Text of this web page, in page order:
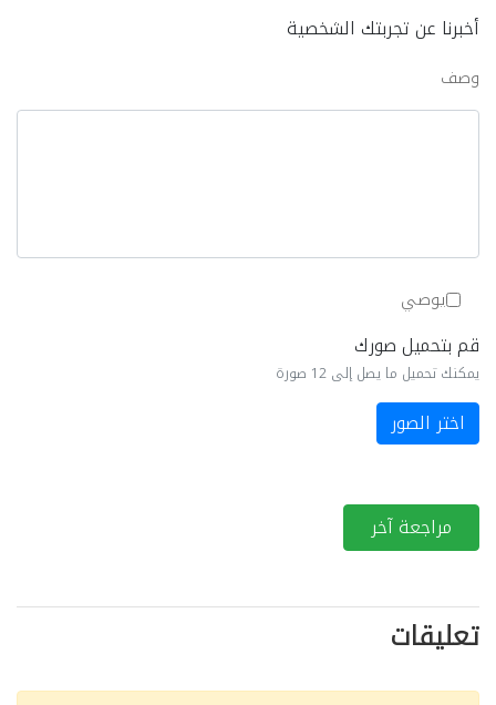
أخبرنا عن تجربتك الشخصية
وصف
يوصي
قم بتحميل صورك
يمكنك تحميل ما يصل إلى 12 صورة
اختر الصور
مراجعة آخر
تعليقات